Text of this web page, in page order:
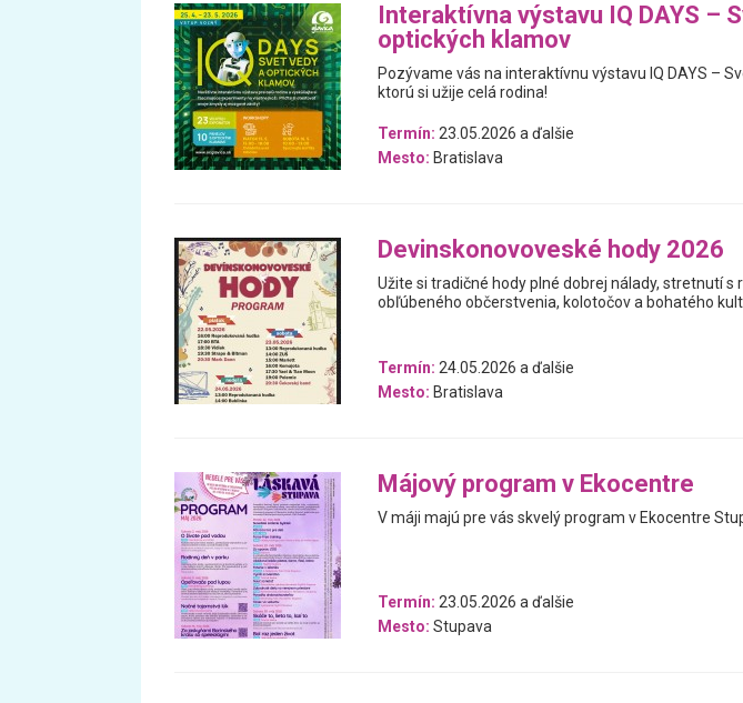
Interaktívna výstavu IQ DAYS –
optických klamov
Pozývame vás na interaktívnu výstavu IQ DAYS –
ktorú si užije celá rodina!
Termín: 23.05.2026 a ďalšie
Mesto: Bratislava
Devin­skonovoveské hody 2026
Užite si tradičné hody plné dobrej nálady, stretnutí s
obľúbeného občerstvenia, kolotočov a bohatého
Termín: 24.05.2026 a ďalšie
Mesto: Bratislava
Májový program v Ekocentre
V máji majú pre vás skvelý program v Ekocentre
Termín: 23.05.2026 a ďalšie
Mesto: Stupava